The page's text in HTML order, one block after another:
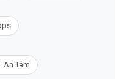
An Tâm